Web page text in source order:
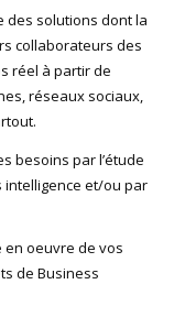
des solutions dont la
collaborateurs des
réel à partir de
réseaux sociaux,
besoins par l’étude
intelligence et/ou par
en oeuvre de vos
de Business